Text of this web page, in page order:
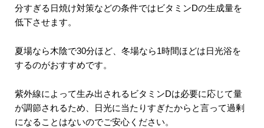
分すぎる日焼け対策などの条件ではビタミンDの生成量を
低下させます。
夏場なら木陰で30分ほど、冬場なら1時間ほどは日光浴を
するのがおすすめです。
紫外線によって生み出されるビタミンDは必要に応じて量
が調節されるため、日光に当たりすぎたからと言って過剰
になることはないのでご安心ください。